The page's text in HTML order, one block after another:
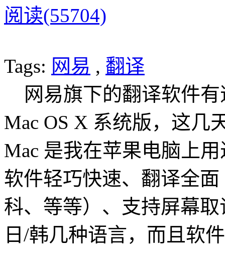
阅读(55704)
Tags: 网易 , 翻译
网易旗下的翻译软件有
Mac OS X 系统版，这几
Mac 是我在苹果电脑上
软件轻巧快速、翻译全
科、等等）、支持屏幕
日/韩几种语言，而且软